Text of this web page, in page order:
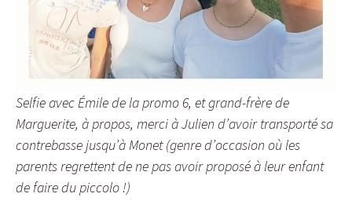
Selfie avec Émile de la promo 6, et grand-frère de
Marguerite, à propos, merci à Julien d’avoir transporté sa
contrebasse jusqu’à Monet (genre d’occasion où les
parents regrettent de ne pas avoir proposé à leur enfant
de faire du piccolo !)